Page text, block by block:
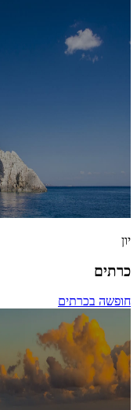
יון
כרתים
חופשה בכרתים